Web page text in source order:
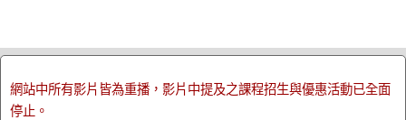
網站中所有影片皆為重播，影片中提及之課程招生與優惠活動已全面
停止。